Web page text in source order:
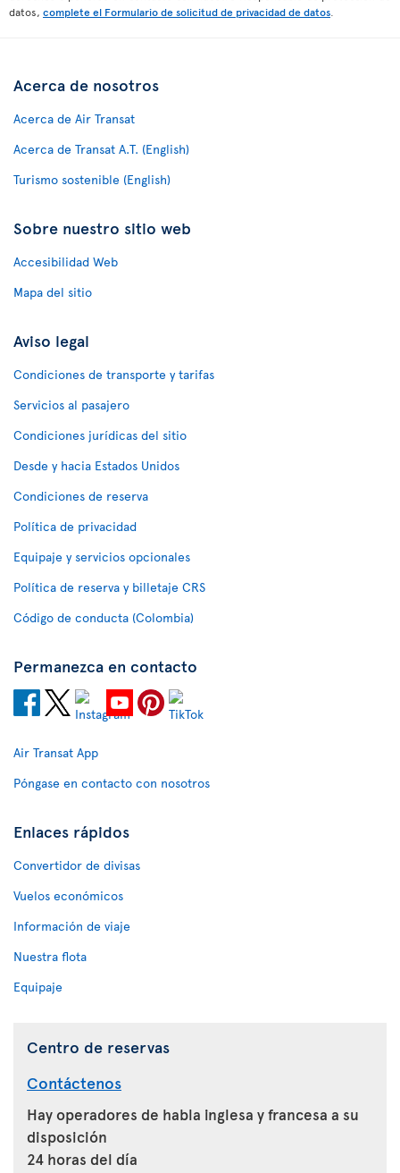
datos, complete el Formulario de solicitud de privacidad de datos
Acerca de nosotros
Acerca de Air Transat
Acerca de Transat A.T. (English)
Turismo sostenible (English)
Sobre nuestro sitio web
Accesibilidad Web
Mapa del sitio
Aviso legal
Condiciones de transporte y tarifas
Servicios al pasajero
Condiciones jurídicas del sitio
Desde y hacia Estados Unidos
Condiciones de reserva
Política de privacidad
Equipaje y servicios opcionales
Política de reserva y billetaje CRS
Código de conducta (Colombia)
Permanezca en contacto
Air Transat App
Póngase en contacto con nosotros
Enlaces rápidos
Convertidor de divisas
Vuelos económicos
Información de viaje
Nuestra flota
Equipaje
Centro de reservas
Contáctenos
Hay operadores de habla inglesa y francesa a su
disposición
24 horas del día